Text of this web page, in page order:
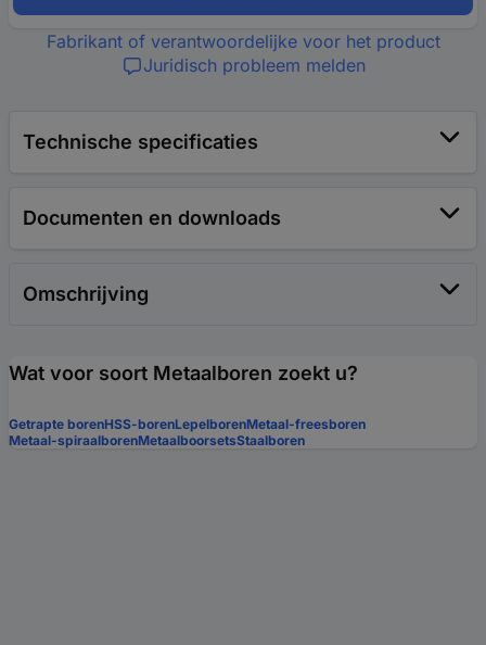
Fabrikant of verantwoordelijke voor het product
Juridisch probleem melden
Technische specificaties
Documenten en downloads
Omschrijving
Wat voor soort Metaalboren zoekt u?
Getrapte borenHSS-borenLepelborenMetaal-freesboren
Metaal-spiraalborenMetaalboorsetsStaalboren